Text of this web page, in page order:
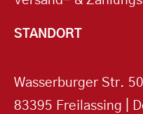
STANDORT
Wasserburger Str.
83395 Freilassing |